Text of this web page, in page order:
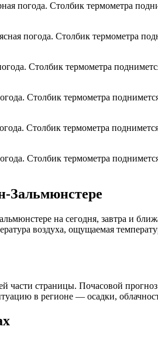
погода. Столбик термометра
погода. Столбик термометра
Столбик термометра
Столбик термометра
Столбик термометра
Столбик термометра
Зальмюнстере
на сегодня, завтра и
воздуха, ощущаемая
части страницы. Почасовой
в регионе — осадки,